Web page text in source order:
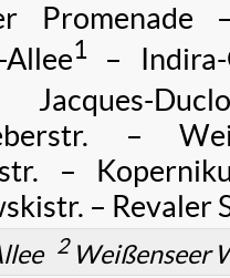
Promenade
1 – Indira-
–
–
– Revaler
2Weißenseer